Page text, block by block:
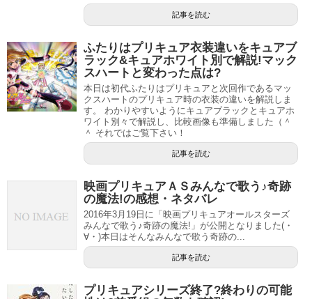
記事を読む
ふたりはプリキュア衣装違いをキュアブ
ラック&キュアホワイト別で解説!マック
スハートと変わった点は?
本日は初代ふたりはプリキュアと次回作であるマッ
クスハートのプリキュア時の衣装の違いを解説しま
す。 わかりやすいようにキュアブラックとキュアホ
ワイト別々で解説し、比較画像も準備しました（＾
＾ それではご覧下さい！
記事を読む
映画プリキュアＡＳみんなで歌う♪奇跡
の魔法!の感想・ネタバレ
2016年3月19日に「映画プリキュアオールスターズ
みんなで歌う♪奇跡の魔法!」が公開となりました(・
∀・)本日はそんなみんなで歌う奇跡の...
記事を読む
プリキュアシリーズ終了?終わりの可能